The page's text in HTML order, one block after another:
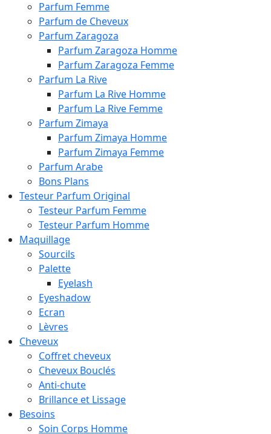
Parfum Femme
Parfum de Cheveux
Parfum Zaragoza
Parfum Zaragoza Homme
Parfum Zaragoza Femme
Parfum La Rive
Parfum La Rive Homme
Parfum La Rive Femme
Parfum Zimaya
Parfum Zimaya Homme
Parfum Zimaya Femme
Parfum Arabe
Bons Plans
Testeur Parfum Original
Testeur Parfum Femme
Testeur Parfum Homme
Maquillage
Sourcils
Palette
Eyelash
Eyeshadow
Ecran
Lèvres
Cheveux
Coffret cheveux
Cheveux Bouclés
Anti-chute
Brillance et Lissage
Besoins
Soin Corps Homme